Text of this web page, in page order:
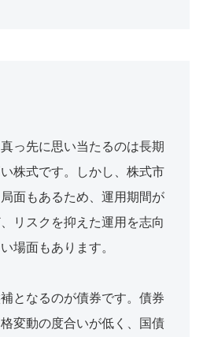
っ先に思い当たるのは長期
株式です。しかし、株式市
面もあるため、運用期間が
リスクを抑えた運用を志向
場面もあります。
となるのが債券です。債券
変動の度合いが低く、国債